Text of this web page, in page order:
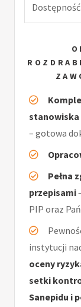
Dostępność
stanowiska
– gotowa
Pełna
przepisami
PIP oraz
instytucji
oceny
setki
Sanepidu i